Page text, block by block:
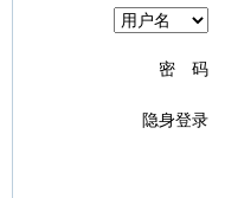
密 码
隐身登录